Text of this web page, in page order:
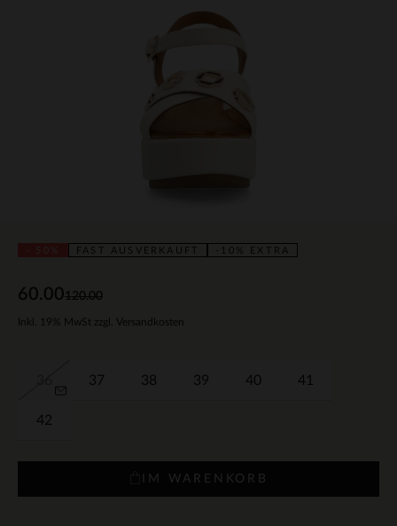
FAST AUSVERKAUFT -10% EXTRA
120.00
60.00
Inkl. 19% MwSt zzgl. Versandkosten
37 38 39 40 41
42
IM WARENKORB